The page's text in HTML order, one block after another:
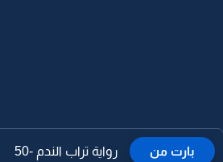
بارت من رواية تراب الندم -50